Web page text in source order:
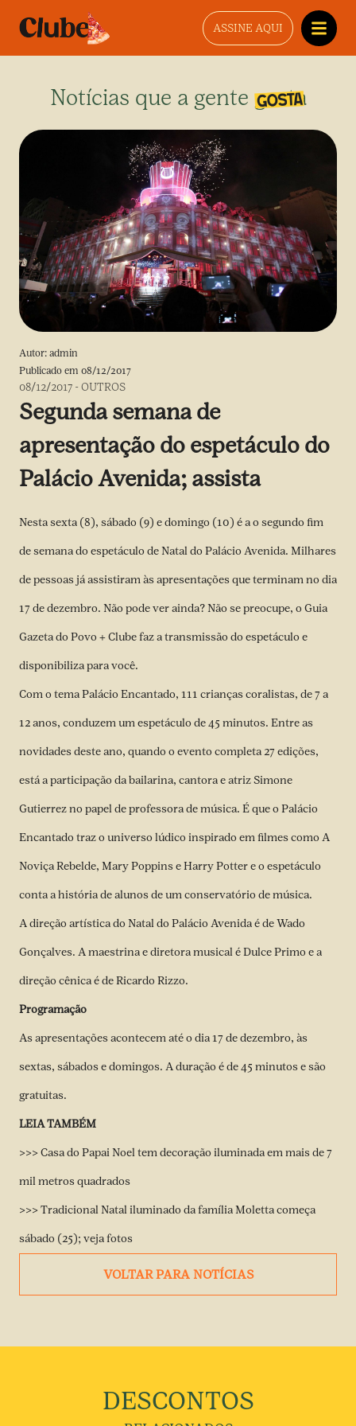
ASSINE AQUI
Notícias que a gente gosta
Autor: admin
Publicado em 08/12/2017
08/12/2017 -OUTROS
Segunda semana de
apresentação do espetáculo do
Palácio Avenida; assista
Nesta sexta (8), sábado (9) e domingo (10) é a o segundo fim
de semana do espetáculo de Natal do Palácio Avenida. Milhares
de pessoas já assistiram às apresentações que terminam no dia
17 de dezembro. Não pode ver ainda? Não se preocupe, o Guia
Gazeta do Povo + Clube faz a transmissão do espetáculo e
disponibiliza para você.
Com o tema Palácio Encantado, 111 crianças coralistas, de 7 a
12 anos, conduzem um espetáculo de 45 minutos. Entre as
novidades deste ano, quando o evento completa 27 edições,
está a participação da bailarina, cantora e atriz Simone
Gutierrez no papel de professora de música. É que o Palácio
Encantado traz o universo lúdico inspirado em filmes comoA
Noviça Rebelde, Mary Poppins e Harry Potter e o espetáculo
conta a história de alunos de um conservatório de música.
A direção artística do Natal do Palácio Avenida é de Wado
Gonçalves. A maestrina e diretora musical é Dulce Primo e a
direção cênica é de Ricardo Rizzo.
Programação
As apresentações acontecem até o dia 17 de dezembro, às
sextas, sábados e domingos. A duração é de 45 minutos e são
gratuitas.
LEIA TAMBÉM
>>> Casa do Papai Noel tem decoração iluminada em mais de 7
mil metros quadrados
>>> Tradicional Natal iluminado da família Moletta começa
sábado (25); veja fotos
VOLTAR PARA NOTÍCIAS
DESCONTOS